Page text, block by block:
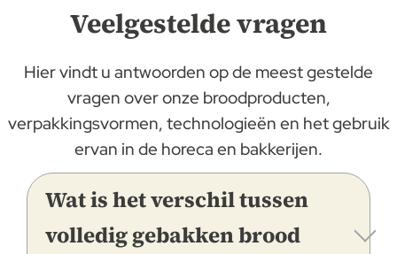
Veelgestelde vragen
Hier vindt u antwoorden op de meest gestelde
vragen over onze broodproducten,
verpakkingsvormen, technologieën en het gebruik
ervan in de horeca en bakkerijen.
Wat is het verschil tussen
volledig gebakken brood